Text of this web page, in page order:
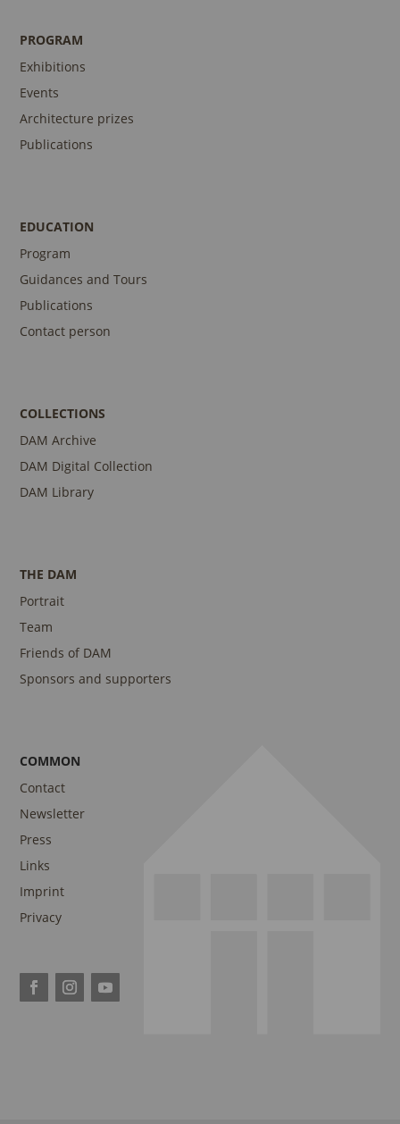
PROGRAM
Exhibitions
Events
Architecture prizes
Publications
EDUCATION
Program
Guidances and Tours
Publications
Contact person
COLLECTIONS
DAM Archive
DAM Digital Collection
DAM Library
THE DAM
Portrait
Team
Friends of DAM
Sponsors and supporters
COMMON
Contact
Newsletter
Press
Links
Imprint
Privacy